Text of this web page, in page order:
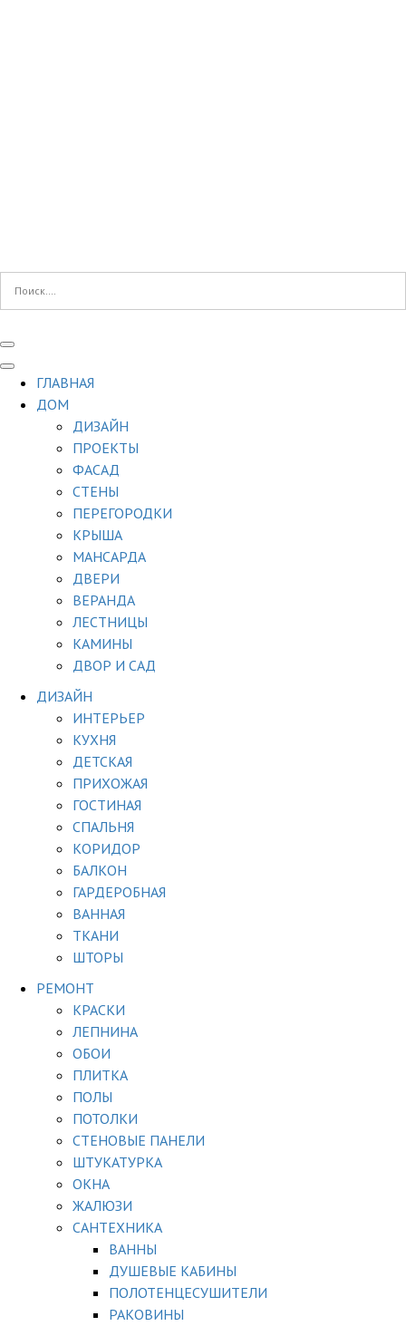
ГЛАВНАЯ
ДОМ
ДИЗАЙН
ПРОЕКТЫ
ФАСАД
СТЕНЫ
ПЕРЕГОРОДКИ
КРЫША
МАНСАРДА
ДВЕРИ
ВЕРАНДА
ЛЕСТНИЦЫ
КАМИНЫ
ДВОР И САД
ДИЗАЙН
ИНТЕРЬЕР
КУХНЯ
ДЕТСКАЯ
ПРИХОЖАЯ
ГОСТИНАЯ
СПАЛЬНЯ
КОРИДОР
БАЛКОН
ГАРДЕРОБНАЯ
ВАННАЯ
ТКАНИ
ШТОРЫ
РЕМОНТ
КРАСКИ
ЛЕПНИНА
ОБОИ
ПЛИТКА
ПОЛЫ
ПОТОЛКИ
СТЕНОВЫЕ ПАНЕЛИ
ШТУКАТУРКА
ОКНА
ЖАЛЮЗИ
САНТЕХНИКА
ВАННЫ
ДУШЕВЫЕ КАБИНЫ
ПОЛОТЕНЦЕСУШИТЕЛИ
РАКОВИНЫ